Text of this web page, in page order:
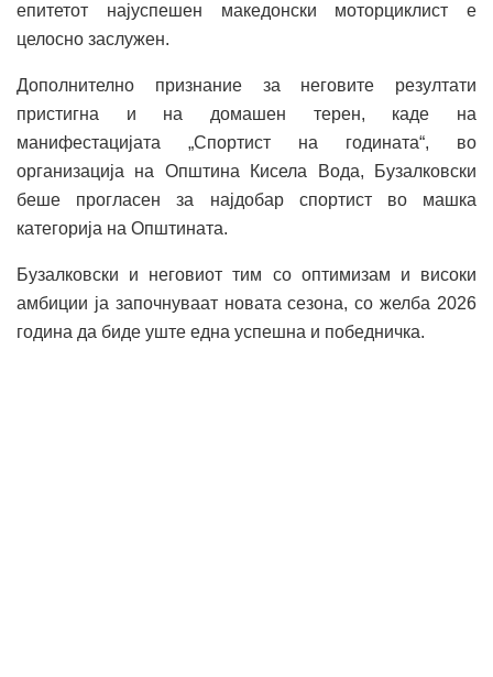
епитетот најуспешен македонски моторциклист е
целосно заслужен.
Дополнително признание за неговите резултати
пристигна и на домашен терен, каде на
манифестацијата „Спортист на годината“, во
организација на Општина Кисела Вода, Бузалковски
беше прогласен за најдобар спортист во машка
категорија на Општината.
Бузалковски и неговиот тим со оптимизам и високи
амбиции ја започнуваат новата сезона, со желба 2026
година да биде уште една успешна и победничка.